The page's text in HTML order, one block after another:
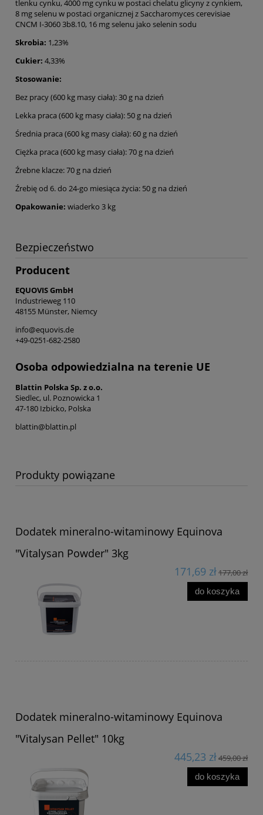
tlenku cynku, 4000 mg cynku w postaci chelatu glicyny z cynkiem,
8 mg selenu w postaci organicznej z Saccharomyces cerevisiae
CNCM I-3060 3b8.10, 16 mg selenu jako selenin sodu
Skrobia: 1,23%
Cukier: 4,33%
Stosowanie:
Bez pracy (600 kg masy ciała): 30 g na dzień
Lekka praca (600 kg masy ciała): 50 g na dzień
Średnia praca (600 kg masy ciała): 60 g na dzień
Ciężka praca (600 kg masy ciała): 70 g na dzień
Źrebne klacze: 70 g na dzień
Źrebię od 6. do 24-go miesiąca życia: 50 g na dzień
Opakowanie: wiaderko 3 kg
Bezpieczeństwo
Producent
EQUOVIS GmbH
Industrieweg 110
48155 Münster, Niemcy
info@equovis.de
+49-0251-682-2580
Osoba odpowiedzialna na terenie UE
Blattin Polska Sp. z o.o.
Siedlec, ul. Poznowicka 1
47-180 Izbicko, Polska
blattin@blattin.pl
Produkty powiązane
Dodatek mineralno-witaminowy Equinova
"Vitalysan Powder" 3kg
171,69 zł177,00 zł
do koszyka
Dodatek mineralno-witaminowy Equinova
"Vitalysan Pellet" 10kg
445,23 zł459,00 zł
do koszyka